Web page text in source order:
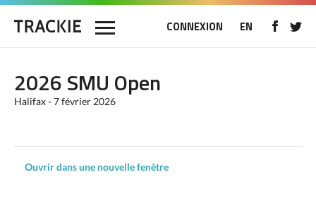
CONNEXION EN
2026 SMU Open
Halifax - 7 février 2026
Ouvrir dans une nouvelle fenêtre